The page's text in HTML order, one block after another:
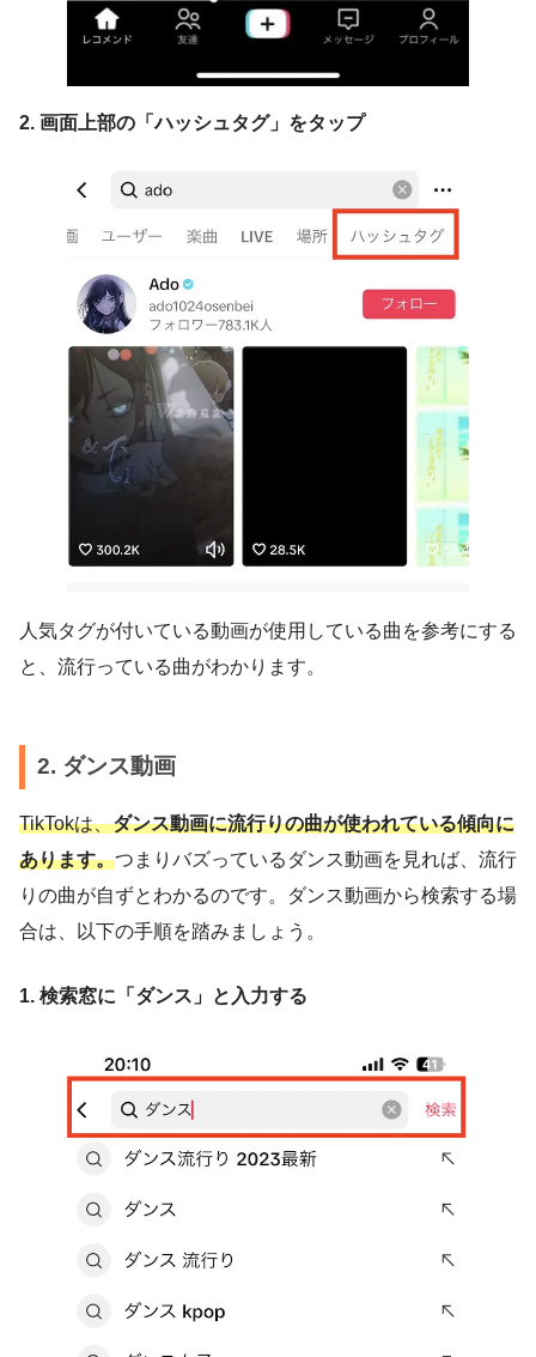
2. 画面上部の「ハッシュタグ」をタップ
人気タグが付いている動画が使用している曲を参考にする
と、流行っている曲がわかります。
2. ダンス動画
TikTokは、ダンス動画に流行りの曲が使われている傾向に
あります。つまりバズっているダンス動画を見れば、流行
りの曲が自ずとわかるのです。ダンス動画から検索する場
合は、以下の手順を踏みましょう。
1. 検索窓に「ダンス」と入力する